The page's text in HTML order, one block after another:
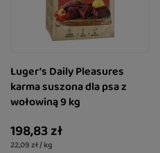
Luger’s Daily Pleasures
karma suszona dla psa z
wołowiną 9 kg
198,83 zł
22,09 zł / kg